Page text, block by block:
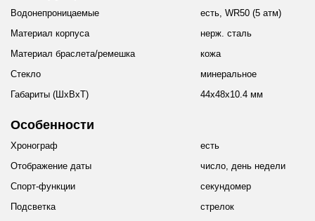
Водонепроницаемые
есть, WR50 (5 атм)
Материал корпуса
нерж. сталь
Материал браслета/ремешка
кожа
Стекло
минеральное
Габариты (ШхВхТ)
44x48x10.4 мм
Особенности
Хронограф
есть
Отображение даты
число, день недели
Спорт-функции
секундомер
Подсветка
стрелок